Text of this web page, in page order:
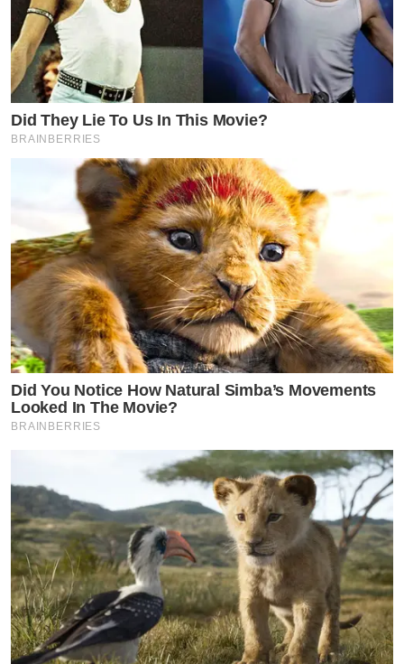
Did They Lie To Us In This Movie?
BRAINBERRIES
Did You Notice How Natural Simba’s Movements
Looked In The Movie?
BRAINBERRIES